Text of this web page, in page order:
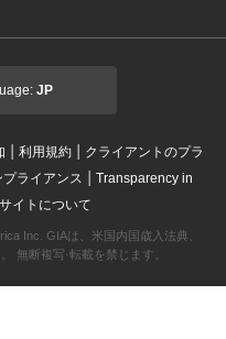
JP
| 利用規約 | クライアントのプラ
ライアンス | Transparency in
イトについて
Inc. GIAは、米国内国歳入法典、
無断複写·転載を禁じます。